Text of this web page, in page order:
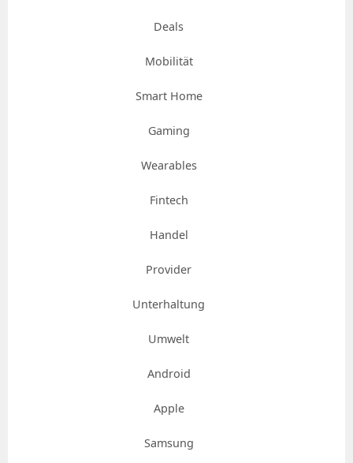
Deals
Mobilität
Smart Home
Gaming
Wearables
Fintech
Handel
Provider
Unterhaltung
Umwelt
Android
Apple
Samsung